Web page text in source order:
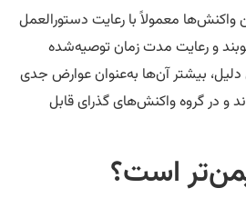
معمولاً با رعایت دستورالعمل
و رعایت مدت زمان توصیه‌شده
آن‌ها به‌عنوان عوارض جدی
گروه واکنش‌های گذرای قابل
است؟